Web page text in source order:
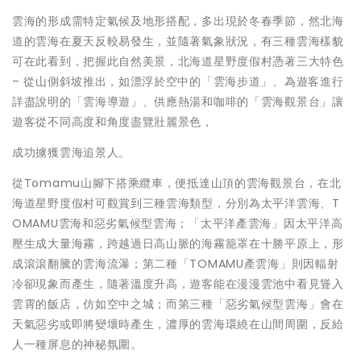
雲海的形成需特定氣候及地形搭配，多出現於冬春季節，然北海
道的雲海在夏天反較易發生，並隨著氣象狀況，有三種雲海樣貌
可在此看到，把握此自然美景，北海道星野度假村憑著三大特色
– 從山側斜坡推出，如漂浮於空中的「雲海步道」、為遊客進行
詳盡說明的「雲海導遊」、供應熱湯和咖啡的「雲海觀景台」讓
遊客從不同高度和角度盡覽壯麗景色，
成功擄獲雲海追景人。
從Tomamu山腳下搭乘纜車，便抵達山頂的雲海觀景台，在北
海道星野度假村可觀賞到三種雲海類型，分別為太平洋雲海、T
OMAMU雲海和惡劣氣候型雲海；「太平洋產雲海」因太平洋高
壓生成大量海霧，跨越過日高山脈的海霧籠罩在十勝平原上，形
成滾滾翻騰的雲海流瀑；第二種「TOMAMU產雲海」則因輻射
冷卻現象而產生，隨著溫度升高，遊客能在漫漫雲池中看見聳入
雲霄的飯店，仿如空中之城；而第三種「惡劣氣候型雲海」會在
天氣惡劣或即將變壞時產生，濃厚的雲海環繞在山間周圍，反給
人一種屏息的神秘氛圍。